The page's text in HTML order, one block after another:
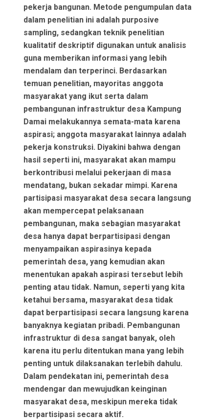
pekerja bangunan. Metode pengumpulan data
dalam penelitian ini adalah purposive
sampling, sedangkan teknik penelitian
kualitatif deskriptif digunakan untuk analisis
guna memberikan informasi yang lebih
mendalam dan terperinci. Berdasarkan
temuan penelitian, mayoritas anggota
masyarakat yang ikut serta dalam
pembangunan infrastruktur desa Kampung
Damai melakukannya semata-mata karena
aspirasi; anggota masyarakat lainnya adalah
pekerja konstruksi. Diyakini bahwa dengan
hasil seperti ini, masyarakat akan mampu
berkontribusi melalui pekerjaan di masa
mendatang, bukan sekadar mimpi. Karena
partisipasi masyarakat desa secara langsung
akan mempercepat pelaksanaan
pembangunan, maka sebagian masyarakat
desa hanya dapat berpartisipasi dengan
menyampaikan aspirasinya kepada
pemerintah desa, yang kemudian akan
menentukan apakah aspirasi tersebut lebih
penting atau tidak. Namun, seperti yang kita
ketahui bersama, masyarakat desa tidak
dapat berpartisipasi secara langsung karena
banyaknya kegiatan pribadi. Pembangunan
infrastruktur di desa sangat banyak, oleh
karena itu perlu ditentukan mana yang lebih
penting untuk dilaksanakan terlebih dahulu.
Dalam pendekatan ini, pemerintah desa
mendengar dan mewujudkan keinginan
masyarakat desa, meskipun mereka tidak
berpartisipasi secara aktif.